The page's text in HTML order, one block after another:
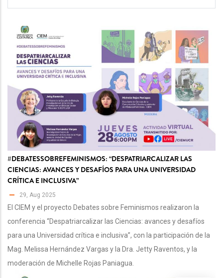
#DEBATESSOBREFEMINISMOS: “DESPATRIARCALIZAR LAS
CIENCIAS: AVANCES Y DESAFÍOS PARA UNA UNIVERSIDAD
CRÍTICA E INCLUSIVA”
29, Aug 2025
El CIEM y el proyecto Debates sobre Feminismos realizaron la
conferencia “Despatriarcalizar las Ciencias: avances y desafíos
para una Universidad crítica e inclusiva”, con la participación de la
Mag. Melissa Hernández Vargas y la Dra. Jetty Raventos, y la
moderación de Michelle Rojas Paniagua.